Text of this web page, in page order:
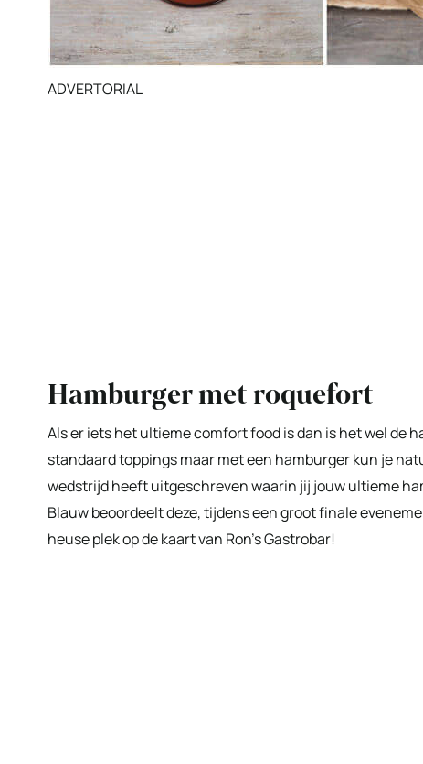
ADVERTORIAL
Hamburger met roquefort
Als er iets het ultieme comfort food is dan is het wel de
standaard toppings maar met een hamburger kun je
wedstrijd heeft uitgeschreven waarin jij jouw ultieme
Blauw beoordeelt deze, tijdens een groot finale
heuse plek op de kaart van Ron’s Gastrobar!